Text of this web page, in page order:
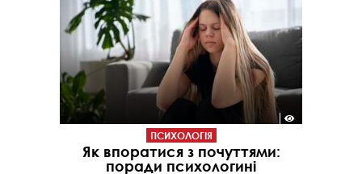
ПСИХОЛОГІЯ
Як впоратися з почуттями:
поради психологині